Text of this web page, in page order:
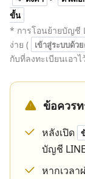
ขั้น
* การโอนย้ายบัญชี
ง่าย (
เข้าสู่ระบบด้ว
กับที่ลงทะเบียนเอา
ข้อควร
หลังเปิด
บัญชี
หากเวลา